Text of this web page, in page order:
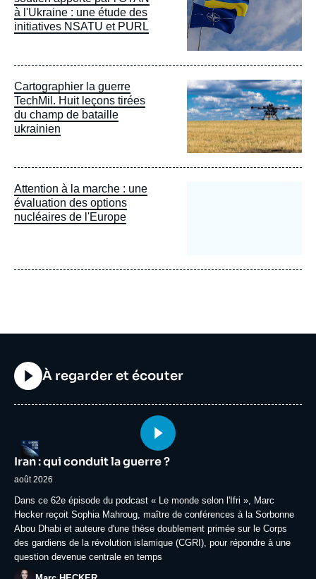
à l'Ukraine : une étude des
initiatives NSATU et PURL
Cartographier la guerre
TechMil. Huit leçons tirées
du champ de bataille
ukrainien
Image
principale
Attention à la marche : une
évaluation des options
nucléaires de l'Europe
Titre
À regarder et écouter
Logo
Image
principale
médiatique
Iran : qui conduit la guerre ?
août 2026
Accroche
Dans ce 62e épisode du podcast « Le monde selon l'Ifri », Marc
Hecker reçoit Sophia Mahroug, maître de conférences à la Sorbonne
Abou Dhabi et auteure d'une thèse doublement primée sur le Corps
des gardiens de la révolution islamique (CGRI), pour répondre à une
question devenue centrale en temps
Photo